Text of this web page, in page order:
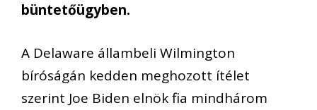
büntetőügyben.
A Delaware állambeli Wilmington
bíróságán kedden meghozott ítélet
szerint Joe Biden elnök fia mindhárom